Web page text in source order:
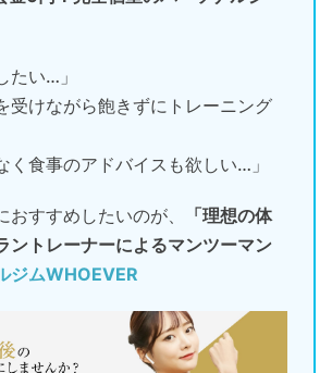
たい…」
受けながら飽きずにトレーニング
く食事のアドバイスも欲しい…」
おすすめしたいのが、
「理想の体
ントレーナーによるマンツーマン
ジムWHOEVER